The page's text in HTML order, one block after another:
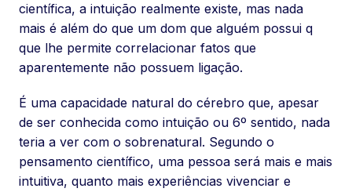
científica, a intuição realmente existe, mas nada
mais é além do que um dom que alguém possui q
que lhe permite correlacionar fatos que
aparentemente não possuem ligação.
É uma capacidade natural do cérebro que, apesar
de ser conhecida como intuição ou 6º sentido, nada
teria a ver com o sobrenatural. Segundo o
pensamento científico, uma pessoa será mais e mais
intuitiva, quanto mais experiências vivenciar e